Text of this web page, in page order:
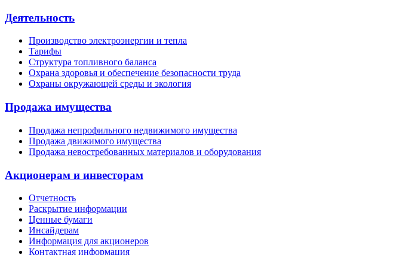
Деятельность
Производство электроэнергии и тепла
Тарифы
Структура топливного баланса
Охрана здоровья и обеспечение безопасности труда
Охраны окружающей среды и экология
Продажа имущества
Продажа непрофильного недвижимого имущества
Продажа движимого имущества
Продажа невостребованных материалов и оборудования
Акционерам и инвесторам
Отчетность
Раскрытие информации
Ценные бумаги
Инсайдерам
Информация для акционеров
Контактная информация